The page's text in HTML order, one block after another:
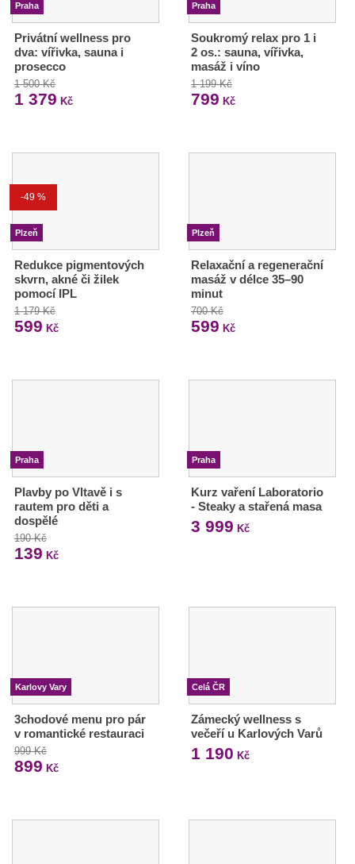
Praha
Privátní wellness pro
dva: vířivka, sauna i
prosecco
1 500 Kč
1 379 Kč
Praha
Soukromý relax pro 1 i
2 os.: sauna, vířivka,
masáž i víno
1 199 Kč
799 Kč
-49 %
Plzeň
Redukce pigmentových
skvrn, akné či žilek
pomocí IPL
1 179 Kč
599 Kč
Plzeň
Relaxační a regenerační
masáž v délce 35–90
minut
700 Kč
599 Kč
Praha
Plavby po Vltavě i s
rautem pro děti a
dospělé
190 Kč
139 Kč
Praha
Kurz vaření Laboratorio
- Steaky a stařená masa
3 999 Kč
Karlovy Vary
3chodové menu pro pár
v romantické restauraci
999 Kč
899 Kč
Celá ČR
Zámecký wellness s
večeří u Karlových Varů
1 190 Kč